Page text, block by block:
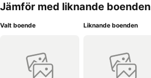
Jämför med liknande boenden
Valt boende Liknande boenden